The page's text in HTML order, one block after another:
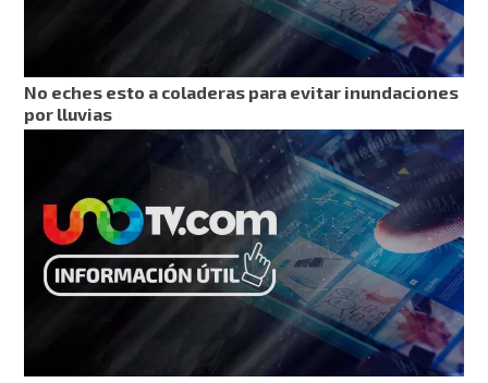
No eches esto a coladeras para evitar inundaciones
por lluvias